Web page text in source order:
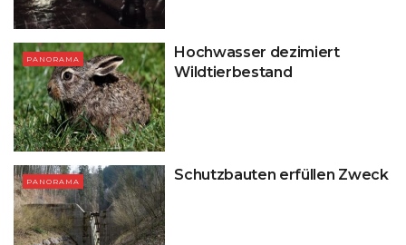
PANORAMA
Hochwasser dezimiert
Wildtierbestand
PANORAMA Schutzbauten erfüllen Zweck